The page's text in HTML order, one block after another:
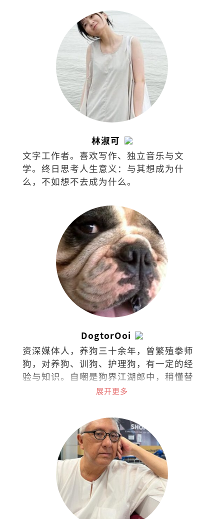
题；喜欢阅读、聆听、分析、分享。
林淑可
文字工作者。喜欢写作、独立音乐与文
学。终日思考人生意义：与其想成为什
么，不如想不去成为什么。
DogtorOoi
资深媒体人，养狗三十余年，曾繁殖拳师
狗，对养狗、训狗、护理狗，有一定的经
验与知识。自嘲是狗界江湖郎中，稍懂替
狗探脉与接生，小病可给参考意见，大病
展开更多